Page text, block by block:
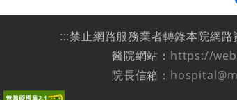
:::禁止網路服務業者轉錄本院網路
醫院網站： https://
院長信箱：